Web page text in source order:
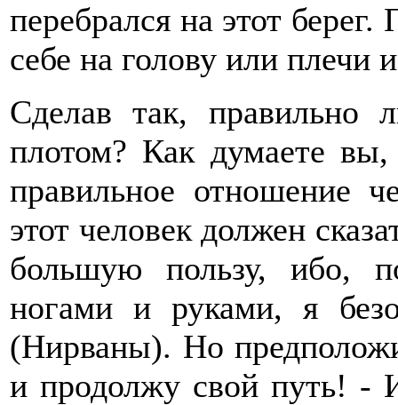
перебрался на этот
себе на голову или плечи
Сделав так, правильно
плотом? Как думаете
правильное отношение
этот человек должен
большую пользу, ибо,
ногами и руками, я
(Нирваны). Но
и продолжу свой путь! -